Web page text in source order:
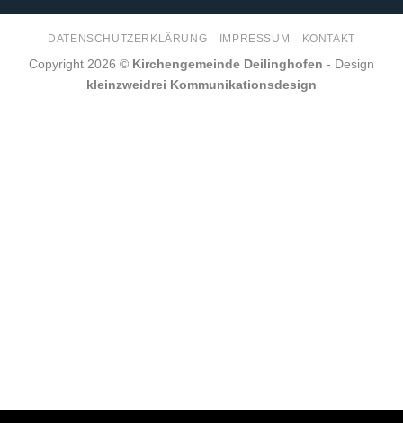
DATENSCHUTZERKLÄRUNG IMPRESSUM KONTAKT
Copyright 2026 © Kirchengemeinde Deilinghofen - Design
kleinzweidrei Kommunikationsdesign